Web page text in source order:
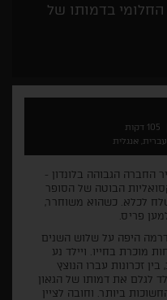
בדמותו של
105 דקות
אנגלית
הוא יקיר החברה הגבוהה בלונדון -
הבוטה של הסופר
לכלא. כשהוא משוחרר,
פריס.
היפה על שלוש השנים
מוכרת בחייו. ויילד נע
זכרונות עברו הנוצץ
לגלם את דמותו של הגאון
ביותר. וחובה לציין